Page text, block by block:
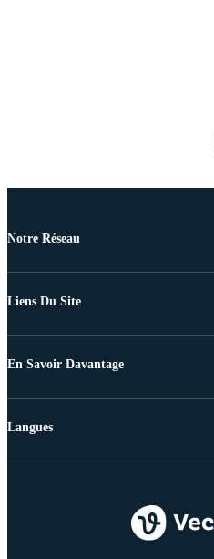
Notre Réseau
Liens Du Site
En Savoir Davantage
Langues